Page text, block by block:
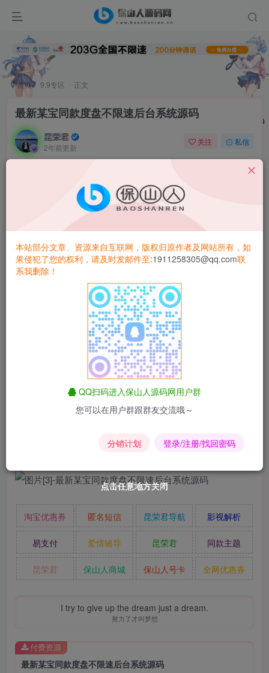
首页 9.9专区 正文
最新某宝同款度盘不限速后台系统源码
昆荣君
2年前更新
关注 私信
某宝同款度盘不限速后台系统源码，验证已被我去除，两个
后端系统，账号和卡密系统
第一步安装宝塔，部署卡密系统，需要环境php7.4
把源码丢进去，设置php7.4，和伪静态为thinkphp直接访问
第二步然后接着部署账号系统，这个更加简单，赋予执行权
直接./start.sh直接就启动了
卡密验证系统可正常搭建，但账号管理系统看着是java的。
淘宝优惠券 匿名短信 昆荣君导航 影视解析
易支付 爱情辅导 昆荣君 同款主题
昆荣君 保山人商城 保山人号卡 全网优惠券
I try to give up the dream just a dream.
努力了才叫梦想
最新某宝同款度盘不限速后台系统源码
付费资源
点击任意地方关闭
点击任意地方关闭
点击任意地方关闭
点击任意地方关闭
点击任意地方关闭
点击任意地方关闭
本站部分文章、资源来自互联网，版权归原作者及网站所有，如
果侵犯了您的权利，请及时发邮件至:1911258305@qq.com联
系我删除！
QQ扫码进入保山人源码网用户群
您可以在用户群跟群友交流哦～
分销计划 登录/注册/找回密码